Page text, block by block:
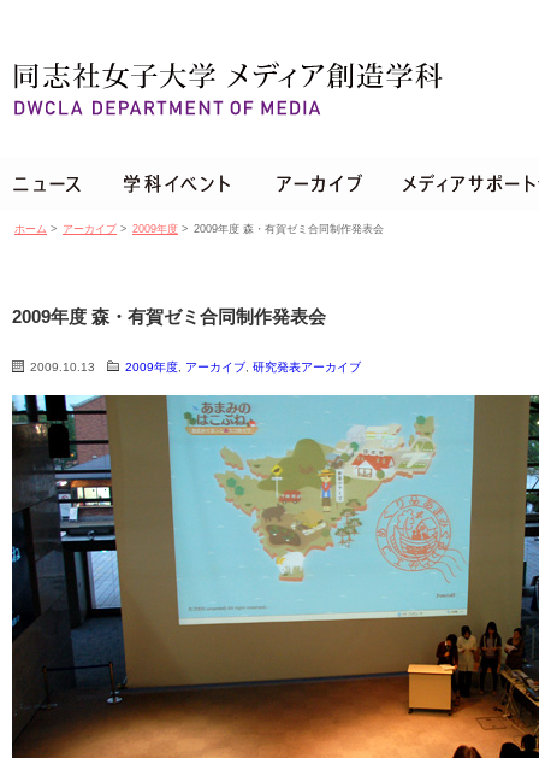
ホーム > アーカイブ > 2009年度 > 2009年度 森・有賀ゼミ合同制作発表会
2009年度 森・有賀ゼミ合同制作発表会
2009.10.13 2009年度 アーカイブ 研究発表アーカイブ